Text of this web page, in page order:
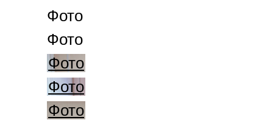
Фото
Фото
Фото
Фото
Фото